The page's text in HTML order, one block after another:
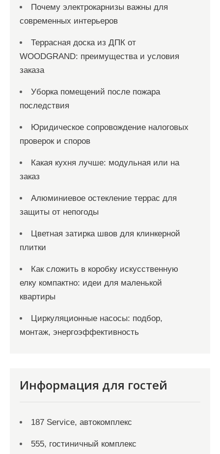
Почему электрокарнизы важны для
современных интерьеров
Террасная доска из ДПК от
WOODGRAND: преимущества и условия
заказа
Уборка помещений после пожара
последствия
Юридическое сопровождение налоговых
проверок и споров
Какая кухня лучше: модульная или на
заказ
Алюминиевое остекление террас для
защиты от непогоды
Цветная затирка швов для клинкерной
плитки
Как сложить в коробку искусственную
елку компактно: идеи для маленькой
квартиры
Циркуляционные насосы: подбор,
монтаж, энергоэффективность
Информация для гостей
187 Service, автокомплекс
555, гостиничный комплекс